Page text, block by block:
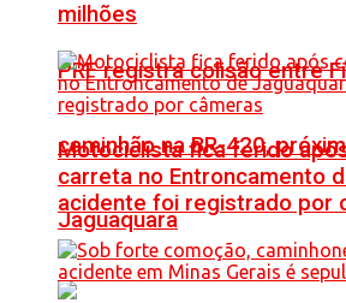
PRF registra colisão entre
caminhão na BR-420,
Jaguaquara
milhões
Motociclista fica ferido
carreta no Entroncamento
acidente foi registrado por